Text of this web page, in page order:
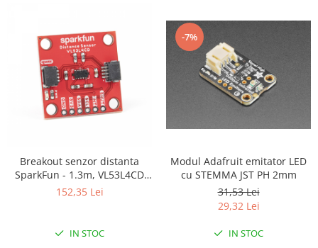
Breakout senzor distanta
SparkFun - 1.3m, VL53L4CD
(Qwiic)
152,35 Lei
IN STOC
-7%
Modul Adafruit emitator LED
cu STEMMA JST PH 2mm
31,53 Lei
29,32 Lei
IN STOC